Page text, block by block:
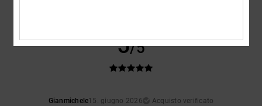
5/5
Gianmichele15. giugno 2026
Acquisto verificato